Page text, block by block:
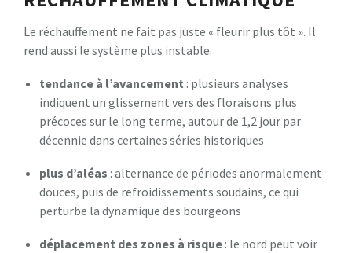
Le réchauffement ne fait pas juste « fleurir plus tôt ». Il
rend aussi le système plus instable.
tendance à l’avancement : plusieurs analyses
indiquent un glissement vers des floraisons plus
précoces sur le long terme, autour de 1,2 jour par
décennie dans certaines séries historiques
plus d’aléas : alternance de périodes anormalement
douces, puis de refroidissements soudains, ce qui
perturbe la dynamique des bourgeons
déplacement des zones à risque : le nord peut voir